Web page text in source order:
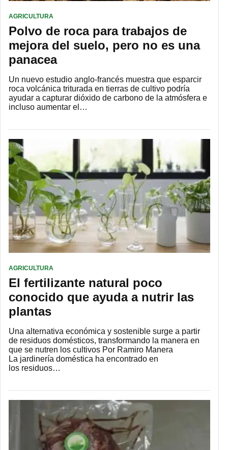
AGRICULTURA
Polvo de roca para trabajos de
mejora del suelo, pero no es una
panacea
Un nuevo estudio anglo-francés muestra que esparcir
roca volcánica triturada en tierras de cultivo podría
ayudar a capturar dióxido de carbono de la atmósfera e
incluso aumentar el…
AGRICULTURA
El fertilizante natural poco
conocido que ayuda a nutrir las
plantas
Una alternativa económica y sostenible surge a partir
de residuos domésticos, transformando la manera en
que se nutren los cultivos Por Ramiro Manera
La jardinería doméstica ha encontrado en
los residuos…